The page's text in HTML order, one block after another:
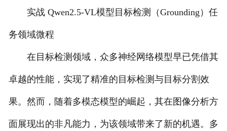
实战 Qwen2.5-VL模型目标检测（Grounding）任
务领域微程
在目标检测领域，众多神经网络模型早已凭借其
卓越的性能，实现了精准的目标检测与目标分割效
果。然而，随着多模态模型的崛起，其在图像分析方
面展现出的非凡能力，为该领域带来了新的机遇。多